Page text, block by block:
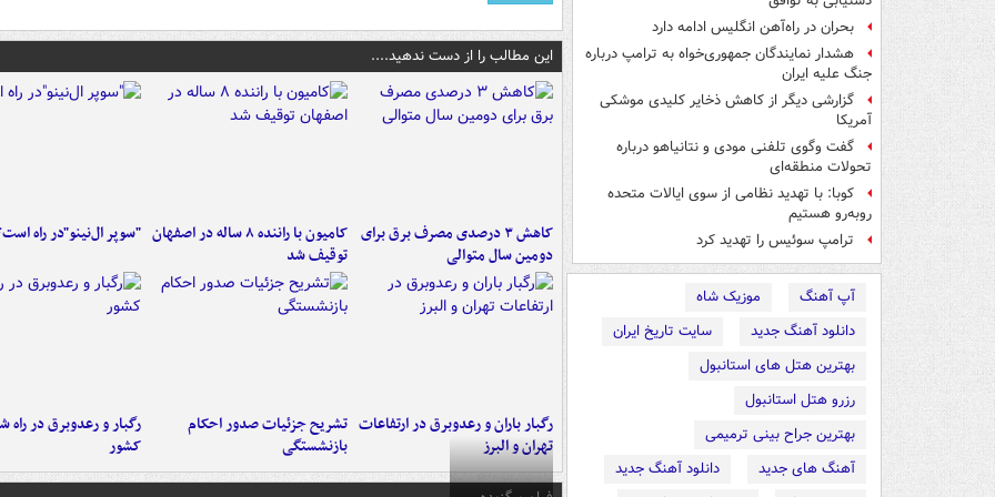
بحران در راه‌آهن انگلیس ادامه دارد
هشدار نمایندگان جمهوری‌خواه به ترامپ درباره
جنگ علیه ایران
گزارشی دیگر از کاهش ذخایر کلیدی موشکی
آمریکا
گفت وگوی تلفنی مودی و نتانیاهو درباره
تحولات منطقه‌ای
کوبا: با تهدید نظامی از سوی ایالات متحده
روبه‌رو هستیم
ترامپ سوئیس را تهدید کرد
آپ آهنگ
موزیک شاه
دانلود آهنگ جدید
سایت تاریخ ایران
بهترین هتل های استانبول
رزرو هتل استانبول
بهترین جراح بینی ترمیمی
آهنگ های جدید
دانلود آهنگ جدید
این مطالب را از دست ندهید....
کاهش ۳ درصدی مصرف برق برای
دومین سال متوالی
کامیون با راننده ۸ ساله در اصفهان
توقیف شد
"سوپر ال‌نینو"در راه
رگبار باران و رعدوبرق در ارتفاعات
تهران و البرز
تشریح جزئیات صدور احکام
بازنشستگی
رگبار و رعدوبرق در راه
کشور